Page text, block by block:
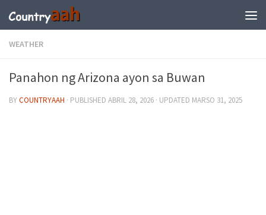
WEATHER
Panahon ng Arizona ayon sa Buwan
BYCOUNTRYAAH · PUBLISHED ABRIL 28, 2026 · UPDATED MARSO 31, 2025